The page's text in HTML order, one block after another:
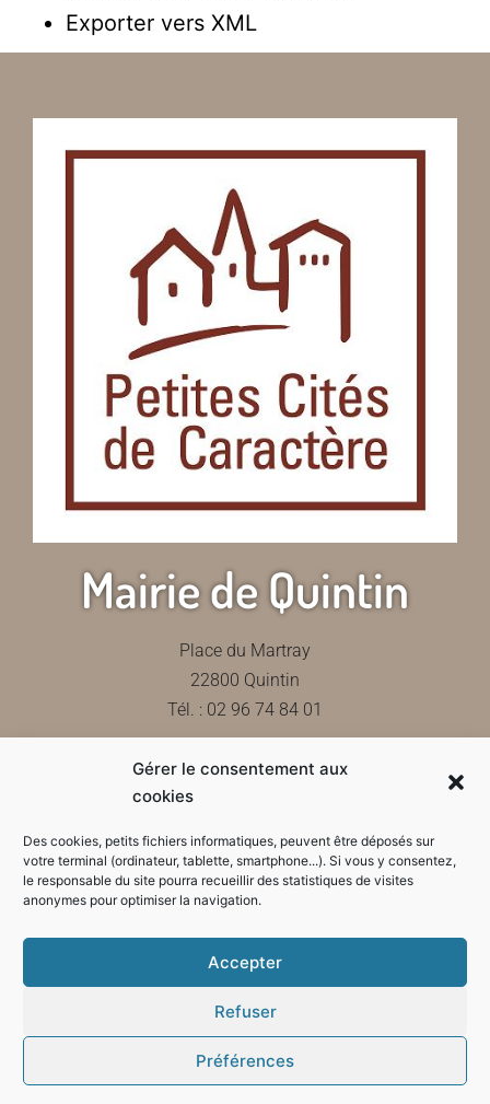
Gérer le consentement aux
cookies
Des cookies, petits fichiers informatiques, peuvent être déposés sur
votre terminal (ordinateur, tablette, smartphone...). Si vous y consentez,
le responsable du site pourra recueillir des statistiques de visites
anonymes pour optimiser la navigation.
Accepter
Refuser
Préférences
Exporter vers XML
Mairie de Quintin
Place du Martray
22800 Quintin
Tél. : 02 96 74 84 01
Contactez-nous
Horaires d'ouverture de la mairie
Mode sombre :